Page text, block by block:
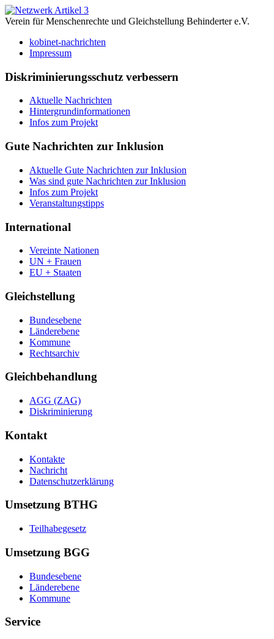
Verein für Menschenrechte und Gleichstellung Behinderter e.V.
kobinet-nachrichten
Impressum
Diskriminierungsschutz verbessern
Aktuelle Nachrichten
Hintergrundinformationen
Infos zum Projekt
Gute Nachrichten zur Inklusion
Aktuelle Gute Nachrichten zur Inklusion
Was sind gute Nachrichten zur Inklusion
Infos zum Projekt
Veranstaltungstipps
International
Vereinte Nationen
UN + Frauen
EU + Staaten
Gleichstellung
Bundesebene
Länderebene
Kommune
Rechtsarchiv
Gleichbehandlung
AGG (ZAG)
Diskriminierung
Kontakt
Kontakte
Nachricht
Datenschutzerklärung
Umsetzung BTHG
Teilhabegesetz
Umsetzung BGG
Bundesebene
Länderebene
Kommune
Service